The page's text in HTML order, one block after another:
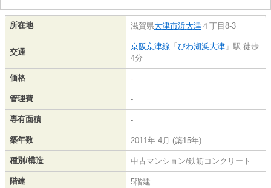
所在地 滋賀県大津市浜大津 ４丁目8-3
交通
京阪京津線 「びわ湖浜大津 」駅 徒歩
4分
価格 -
管理費 -
専有面積 -
築年数 2011年 4月 (築15年)
種別/構造 中古マンション/鉄筋コンクリート
階建 5階建